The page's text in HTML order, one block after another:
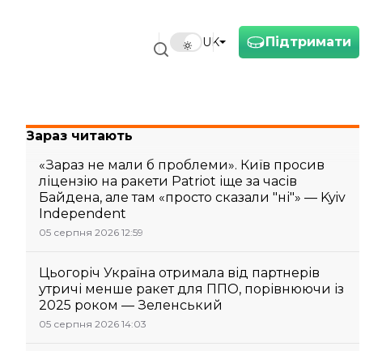
Підтримати
UK
Зараз читають
«Зараз не мали б проблеми». Київ просив
ліцензію на ракети Patriot іще за часів
Байдена, але там «просто сказали "ні"» — Kyiv
Independent
05 серпня 2026 12:59
Цьогоріч Україна отримала від партнерів
утричі менше ракет для ППО, порівнюючи із
2025 роком — Зеленський
05 серпня 2026 14:03